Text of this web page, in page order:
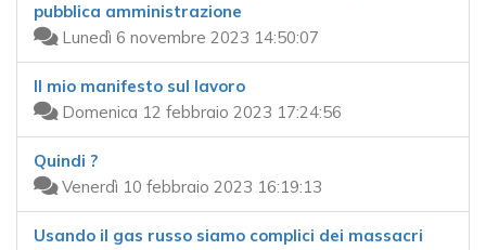
pubblica amministrazione
Lunedì 6 novembre 2023 14:50:07
Il mio manifesto sul lavoro
Domenica 12 febbraio 2023 17:24:56
Quindi ?
Venerdì 10 febbraio 2023 16:19:13
Usando il gas russo siamo complici dei massacri